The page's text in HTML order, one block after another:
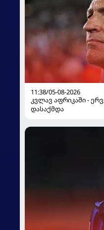
11:38/05-08-2026
კვლავ აფრიკაში -
დასაქმდა